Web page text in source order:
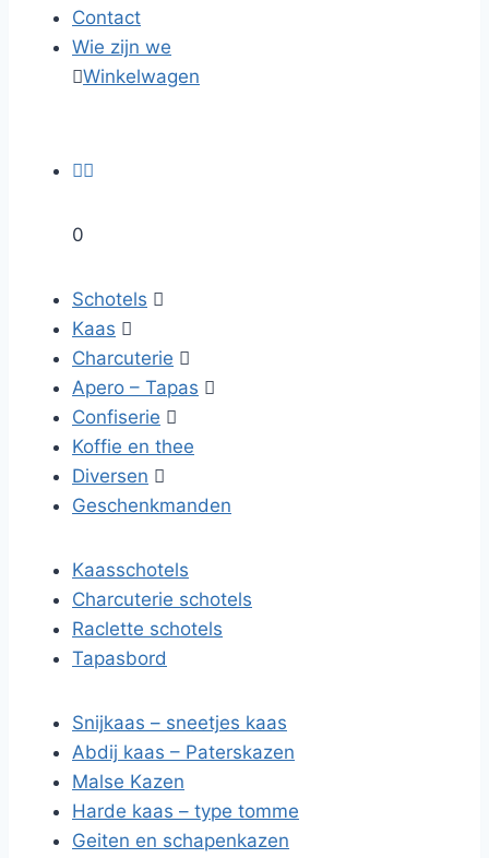
Contact
Wie zijn we
Winkelwagen

0
Schotels 
Kaas 
Charcuterie 
Apero – Tapas 
Confiserie 
Koffie en thee
Diversen 
Geschenkmanden
Kaasschotels
Charcuterie schotels
Raclette schotels
Tapasbord
Snijkaas – sneetjes kaas
Abdij kaas – Paterskazen
Malse Kazen
Harde kaas – type tomme
Geiten en schapenkazen